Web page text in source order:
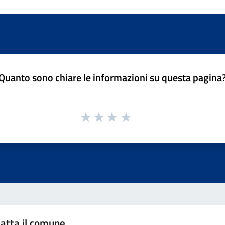
sono chiare le informazioni su questa